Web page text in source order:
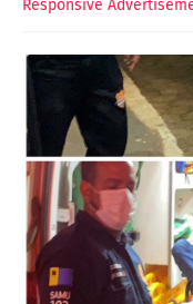
Responsive